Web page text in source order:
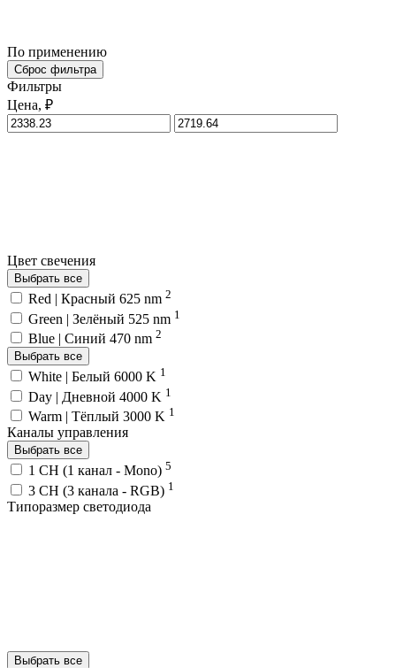
По применению
Сброс фильтра
Фильтры
Цена, ₽
Цвет свечения
Выбрать все
Red | Красный 625 nm 2
Green | Зелёный 525 nm 1
Blue | Синий 470 nm 2
Выбрать все
White | Белый 6000 K 1
Day | Дневной 4000 K 1
Warm | Тёплый 3000 K 1
Каналы управления
Выбрать все
1 CH (1 канал - Mono) 5
3 CH (3 канала - RGB) 1
Типоразмер светодиода
Выбрать все